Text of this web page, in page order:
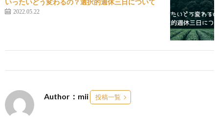
いったいどう変わるの？選択的週休三日について
2022.05.22
Author：mii 投稿一覧